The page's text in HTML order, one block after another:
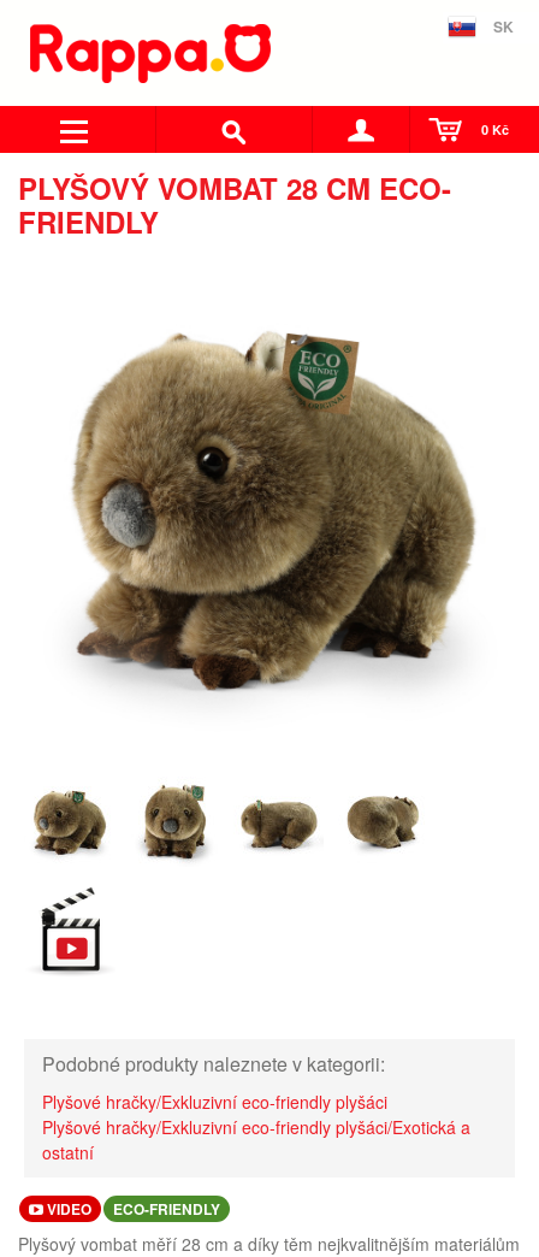
SK
0 Kč
PLYŠOVÝ VOMBAT 28 CM ECO-
FRIENDLY
Podobné produkty naleznete v kategorii:
Plyšové hračky/Exkluzivní eco-friendly plyšáci
Plyšové hračky/Exkluzivní eco-friendly plyšáci/Exotická a
ostatní
VIDEO ECO-FRIENDLY
Plyšový vombat měří 28 cm a díky těm nejkvalitnějším materiálům